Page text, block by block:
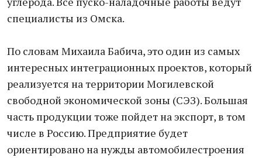
специалисты из Омска.
По словам Михаила Бабича, это один из самых
интересных интеграционных проектов, который
реализуется на территории Могилевской
свободной экономической зоны (СЭЗ). Большая
часть продукции тоже пойдет на экспорт, в том
числе в Россию. Предприятие будет
ориентировано на нужды автомобилестроения